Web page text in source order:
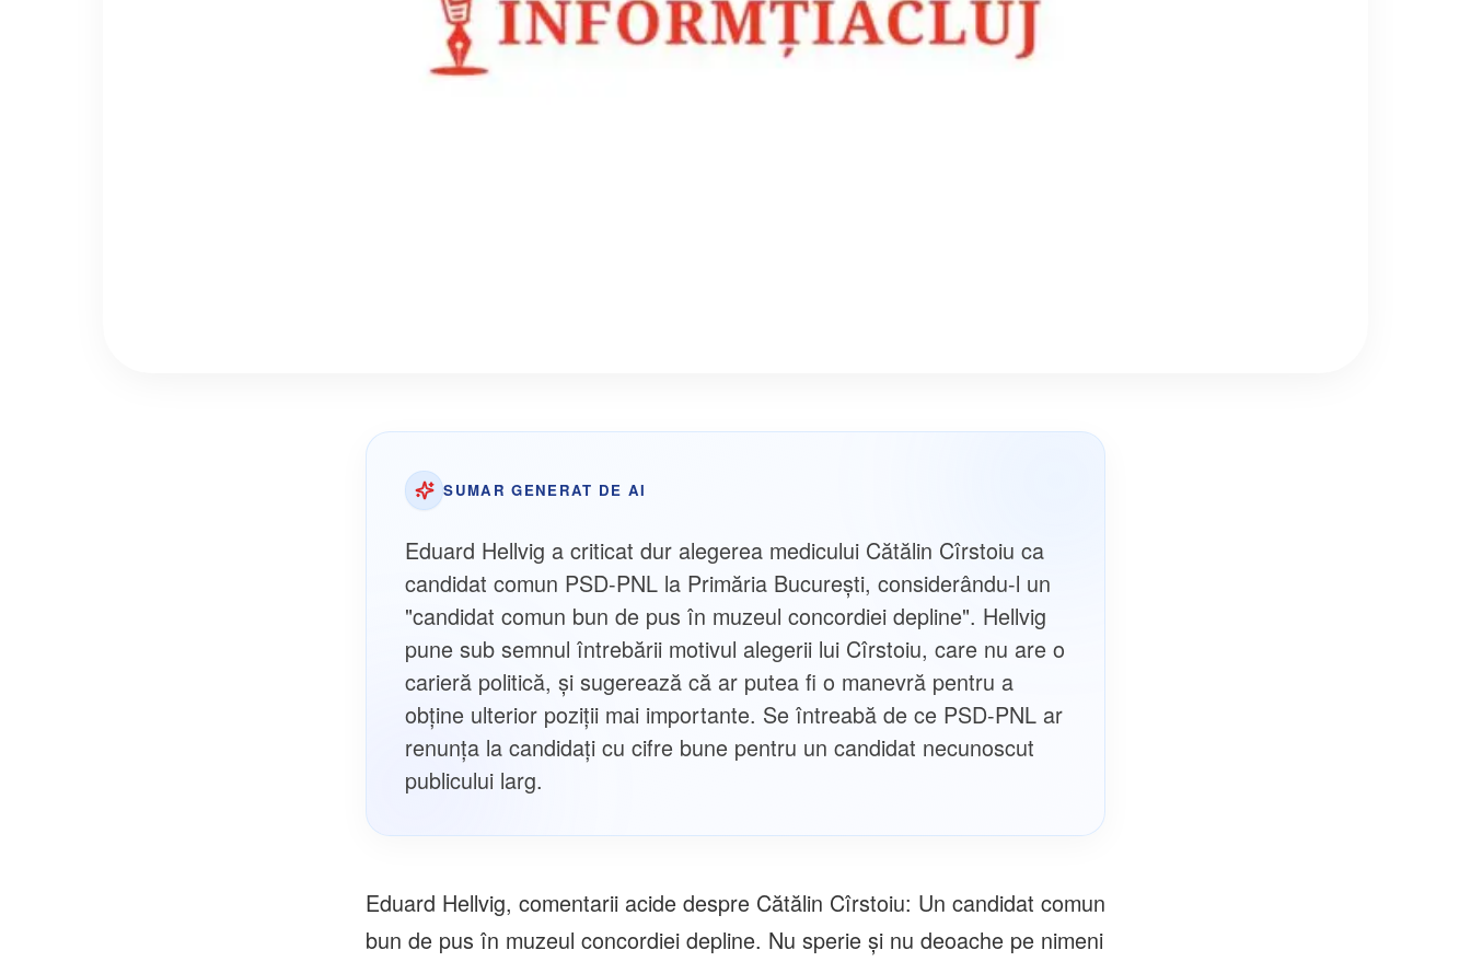
SUMAR GENERAT DE AI
Eduard Hellvig a criticat dur alegerea medicului Cătălin Cîrstoiu ca
candidat comun PSD-PNL la Primăria București, considerându-l un
"candidat comun bun de pus în muzeul concordiei depline". Hellvig
pune sub semnul întrebării motivul alegerii lui Cîrstoiu, care nu are o
carieră politică, și sugerează că ar putea fi o manevră pentru a
obține ulterior poziții mai importante. Se întreabă de ce PSD-PNL ar
renunța la candidați cu cifre bune pentru un candidat necunoscut
publicului larg.
Eduard Hellvig, comentarii acide despre Cătălin Cîrstoiu: Un candidat comun
bun de pus în muzeul concordiei depline. Nu sperie și nu deoache pe nimeni